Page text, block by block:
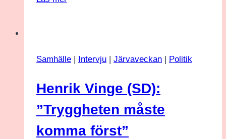
är
få
utsläppen
och
Samhälle Intervju Järvaveckan Politik
Henrik Vinge (SD):
”Tryggheten måste
komma först”